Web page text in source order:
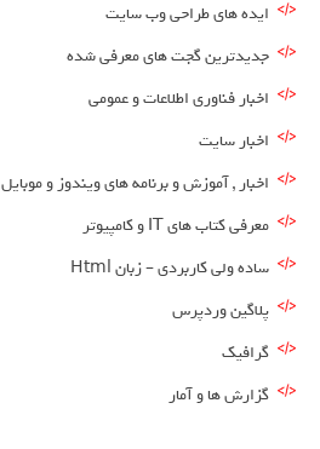
ایده های طراحی وب سایت
جدیدترین گجت های معرفی شده
اخبار فناوری اطلاعات و عمومی
اخبار سایت
اخبار , آموزش و برنامه های ویندوز و موبایل
معرفی کتاب های IT و کامپیوتر
ساده ولی کاربردی – زبان Html
پلاگین وردپرس
گرافیک
گزارش ها و آمار